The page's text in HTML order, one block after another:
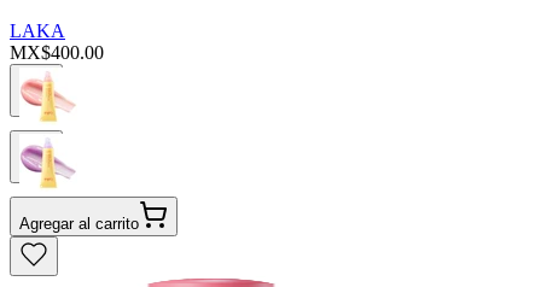
LAKA
MX$400.00
Agregar al carrito